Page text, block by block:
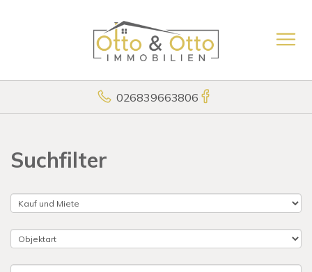
026839663806
Suchfilter